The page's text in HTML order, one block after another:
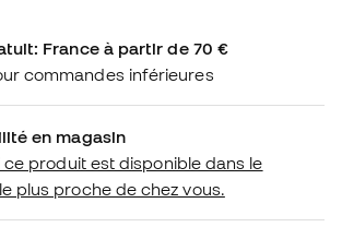
France à partir de 70 €
commandes inférieures
en magasin
ce produit est disponible dans le
plus proche de chez vous.